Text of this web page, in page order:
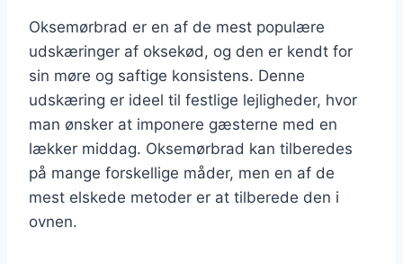
Oksemørbrad er en af de mest populære
udskæringer af oksekød, og den er kendt for
sin møre og saftige konsistens. Denne
udskæring er ideel til festlige lejligheder, hvor
man ønsker at imponere gæsterne med en
lækker middag. Oksemørbrad kan tilberedes
på mange forskellige måder, men en af de
mest elskede metoder er at tilberede den i
ovnen.